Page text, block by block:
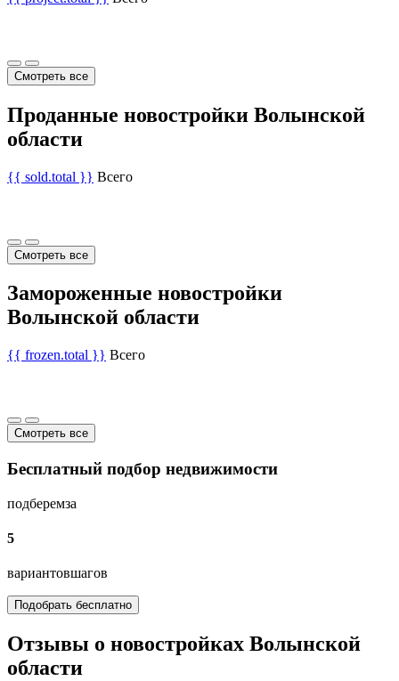
Смотреть все
Проданные новостройки Волынской
области
{{ sold.total }} Всего
Смотреть все
Замороженные новостройки
Волынской области
{{ frozen.total }} Всего
Смотреть все
Бесплатный подбор недвижимости
подберемза
5
вариантовшагов
Подобрать бесплатно
Отзывы о новостройках Волынской
области